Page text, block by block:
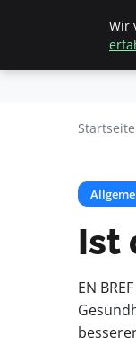
Startseite
Ist
EN
Wir